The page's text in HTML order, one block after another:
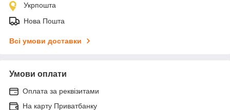
Укрпошта
Нова Пошта
Всі умови доставки
Умови оплати
Оплата за реквізитами
На карту Приватбанку